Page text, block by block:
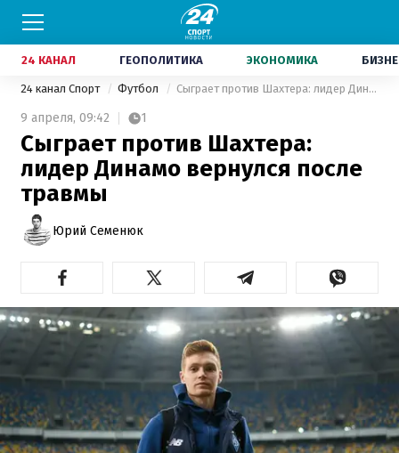
24 КАНАЛ ГЕОПОЛИТИКА ЭКОНОМИКА
24 канал Спорт Футбол Сыграет против Шахтера: лидер Динамо вернулся после травмы
9 апреля, 09:42 1
Сыграет против Шахтера:
лидер Динамо вернулся после
травмы
Юрий Семенюк